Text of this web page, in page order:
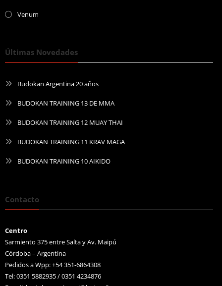
Venum
Últimas Novedades
Budokan Argentina 20 años
BUDOKAN TRAINING 13 DE MMA
BUDOKAN TRAINING 12 MUAY THAI
BUDOKAN TRAINING 11 KRAV MAGA
BUDOKAN TRAINING 10 AIKIDO
Contacto
Centro
Sarmiento 375 entre Salta y Av. Maipú
Córdoba – Argentina
Pedidos a Wpp: +54 351-6864308
Tel: 0351 5882935 / 0351 4234876